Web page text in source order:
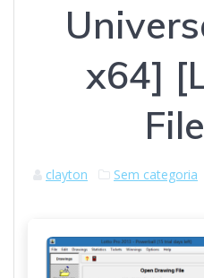
x64]
clayton Sem categoria